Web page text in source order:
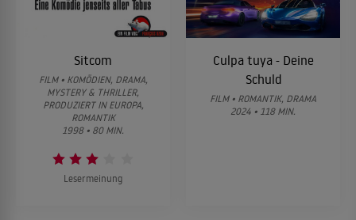
Sitcom
FILM • KOMÖDIEN, DRAMA,
MYSTERY & THRILLER,
PRODUZIERT IN EUROPA,
ROMANTIK
1998 • 80 MIN.
Lesermeinung
Culpa tuya - Deine
Schuld
FILM • ROMANTIK, DRAMA
2024 • 118 MIN.